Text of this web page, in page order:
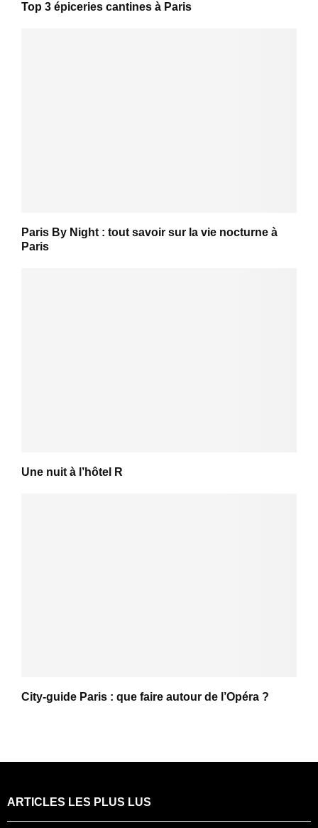
Top 3 épiceries cantines à Paris
Paris By Night : tout savoir sur la vie nocturne à
Paris
Une nuit à l’hôtel R
City-guide Paris : que faire autour de l’Opéra ?
ARTICLES LES PLUS LUS